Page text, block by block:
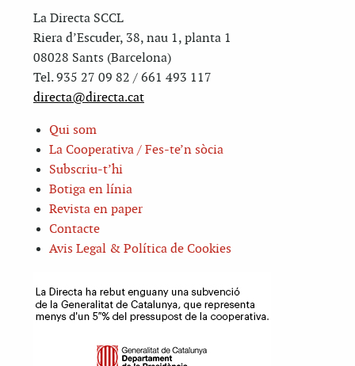
La Directa SCCL
Riera d’Escuder, 38, nau 1, planta 1
08028 Sants (Barcelona)
Tel. 935 27 09 82 / 661 493 117
directa@directa.cat
Qui som
La Cooperativa / Fes-te’n sòcia
Subscriu-t’hi
Botiga en línia
Revista en paper
Contacte
Avis Legal & Política de Cookies